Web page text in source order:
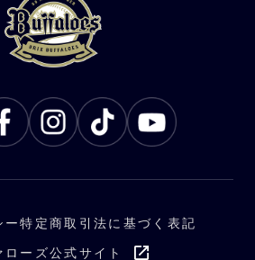
ー特定商取引法に基づく表記
ーズ公式サイト